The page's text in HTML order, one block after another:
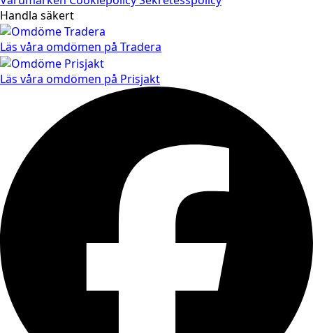
Handla säkert
Läs våra omdömen på Tradera
Läs våra omdömen på Prisjakt